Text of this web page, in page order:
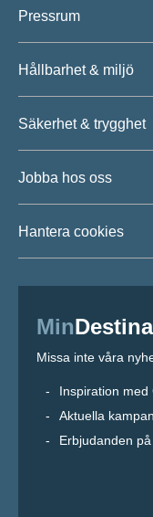
Pressrum
Hållbarhet & miljö
Säkerhet & trygghet
Jobba hos oss
Hantera cookies
Min
Missa inte våra
Inspiration med
Aktuella
Erbjudanden